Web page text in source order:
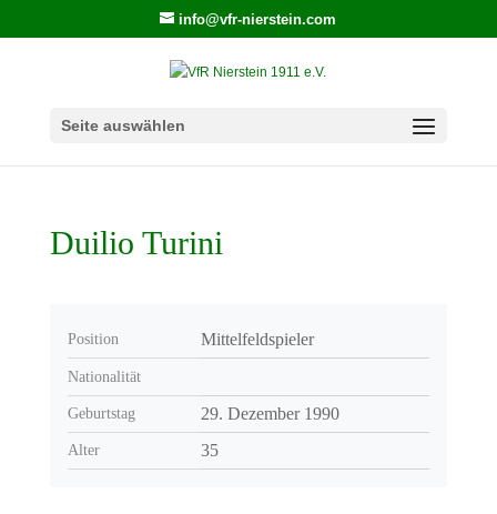
info@vfr-nierstein.com
Seite auswählen
Duilio Turini
Position Mittelfeldspieler
Nationalität
Geburtstag 29. Dezember 1990
Alter 35